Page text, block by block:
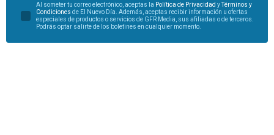
Al someter tu correo electrónico, aceptas la Política de Privacidad yTérminos y
Condiciones de El Nuevo Día. Además, aceptas recibir información u ofertas
especiales de productos o servicios de GFR Media, sus afiliadas o de terceros.
Podrás optar salirte de los boletines en cualquier momento.